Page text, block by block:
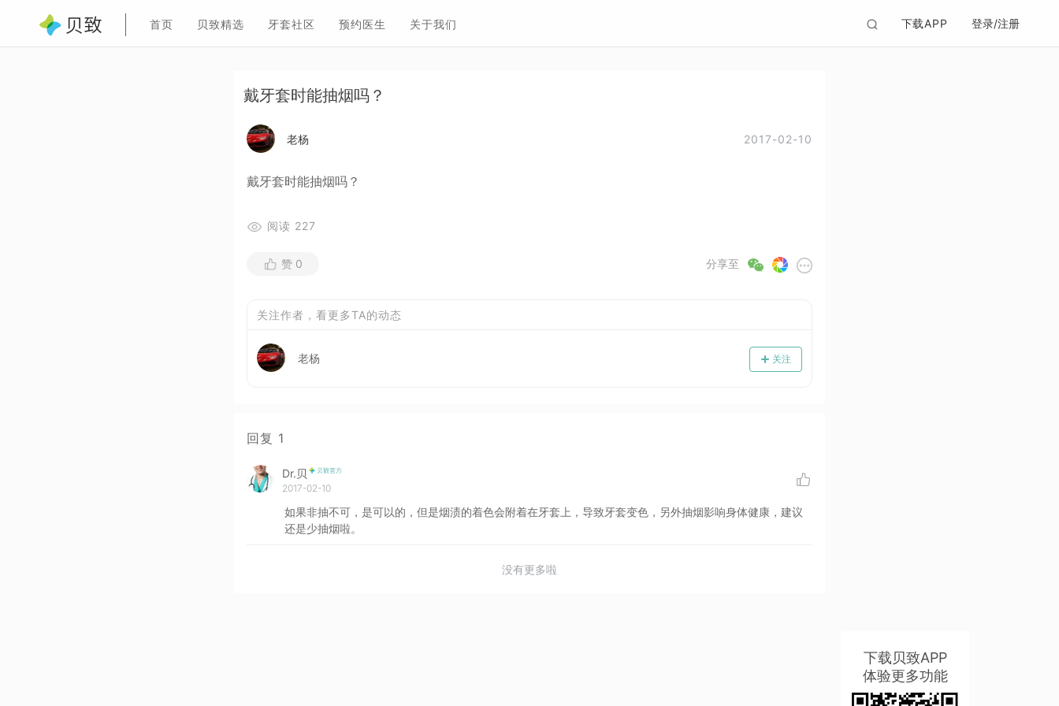
首页 贝致精选 牙套社区 预约医生 关于我们 下载APP 登录/注册
戴牙套时能抽烟吗？
老杨 2017-02-10
​戴牙套时能抽烟吗？
阅读 227
分享至
赞 0
关注作者，看更多TA的动态
关注
老杨
回复 1
Dr.贝
2017-02-10
如果非抽不可，是可以的，但是烟渍的着色会附着在牙套上，导致牙套变色，另外抽烟影响身体健康，建议
还是少抽烟啦。
没有更多啦
下载贝致APP
体验更多功能